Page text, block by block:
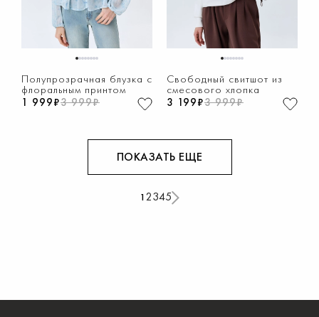
12345678
Полупрозрачная блузка с
флоральным принтом
1 999₽3 999₽
12345678
Свободный свитшот из
смесового хлопка
3 199₽3 999₽
ПОКАЗАТЬ ЕЩЕ
12345